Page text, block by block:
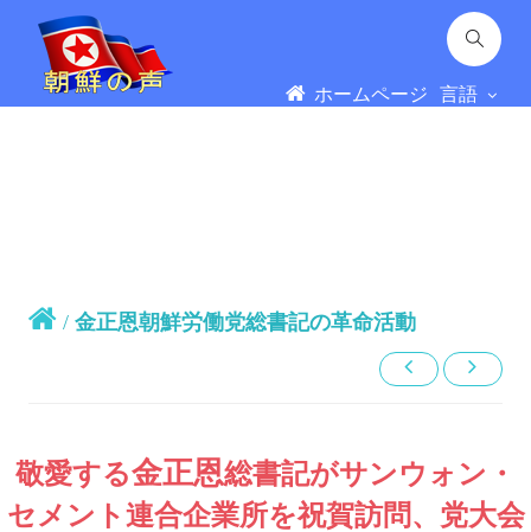
ホームページ 言語
/金正恩朝鮮労働党総書記の革命活動
敬愛する金正恩総書記がサンウォン・
セメント連合企業所を祝賀訪問、党大会